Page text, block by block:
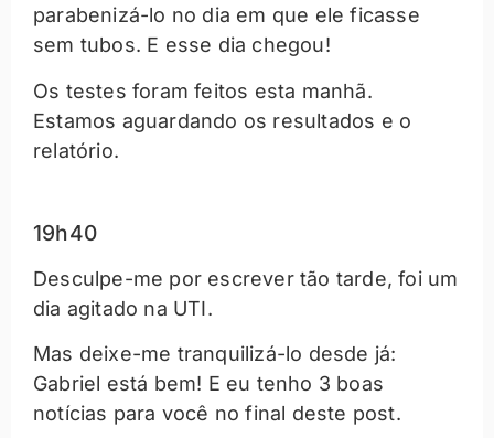
parabenizá-lo no dia em que ele ficasse
sem tubos. E esse dia chegou!
Os testes foram feitos esta manhã.
Estamos aguardando os resultados e o
relatório.
19h40
Desculpe-me por escrever tão tarde, foi um
dia agitado na UTI.
Mas deixe-me tranquilizá-lo desde já:
Gabriel está bem! E eu tenho 3 boas
notícias para você no final deste post.